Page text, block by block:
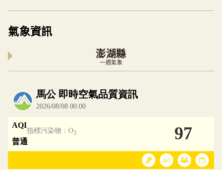
氣象資訊
澎湖縣
一週氣象
內嵌空氣品質小工具為視覺預覽，完整即時空